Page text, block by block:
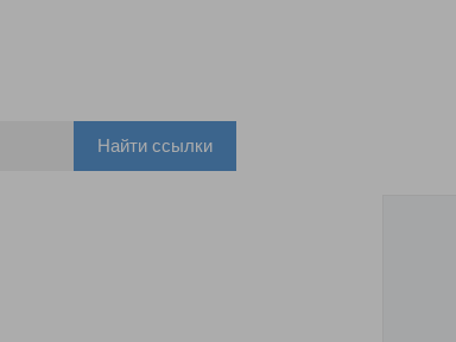
Найти ссылки